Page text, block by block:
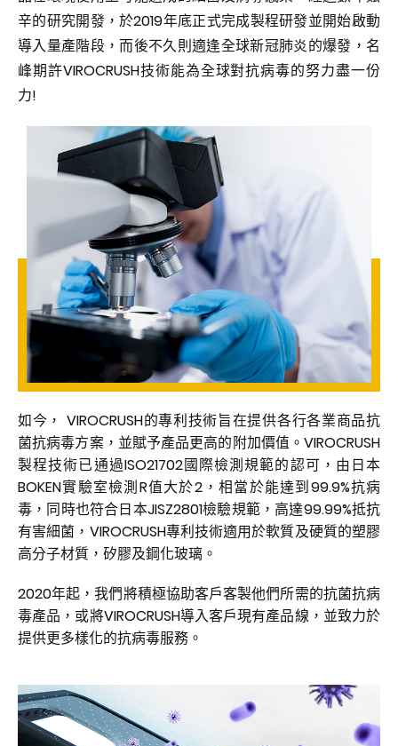
辛的研究開發，於2019年底正式完成製程研發並開始啟動
導入量產階段，而後不久則適逢全球新冠肺炎的爆發，名
峰期許VIROCRUSH技術能為全球對抗病毒的努力盡一份
力!
如今， VIROCRUSH的專利技術旨在提供各行各業商品抗
菌抗病毒方案，並賦予產品更高的附加價值。VIROCRUSH
製程技術已通過ISO21702國際檢測規範的認可，由日本
BOKEN實驗室檢測R值大於2，相當於能達到99.9%抗病
毒，同時也符合日本JISZ2801檢驗規範，高達99.99%抵抗
有害細菌，VIROCRUSH專利技術適用於軟質及硬質的塑膠
高分子材質，矽膠及鋼化玻璃。
2020年起，我們將積極協助客戶客製他們所需的抗菌抗病
毒產品，或將VIROCRUSH導入客戶現有產品線，並致力於
提供更多樣化的抗病毒服務。